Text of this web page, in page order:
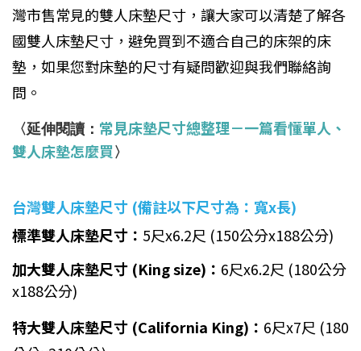
灣市售常見的雙人床墊尺寸，讓大家可以清楚了解各
國雙人床墊尺寸，避免買到不適合自己的床架的床
墊，如果您對床墊的尺寸有疑問歡迎與我們聯絡詢
問。
〈延伸閱讀： 常見床墊尺寸總整理－一篇看懂單人、
雙人床墊怎麼買 〉
台灣雙人床墊尺寸 (備註以下尺寸為：寬x長)
標準雙人床墊尺寸： 5尺x6.2尺 (150公分x188公分)
加大雙人床墊尺寸 (King size)： 6尺x6.2尺 (180公分
x188公分)
特大雙人床墊尺寸 (California King)： 6尺x7尺 (180